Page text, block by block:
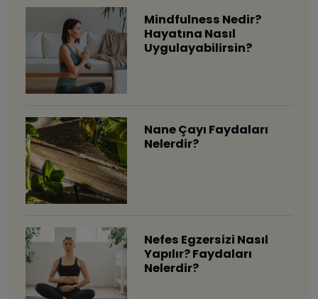
Mindfulness Nedir?
Hayatına Nasıl
Uygulayabilirsin?
Nane Çayı Faydaları
Nelerdir?
Nefes Egzersizi Nasıl
Yapılır? Faydaları
Nelerdir?